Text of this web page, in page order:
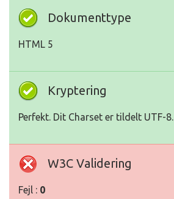
Dokumenttype
HTML 5
Kryptering
Perfekt. Dit Charset er tildelt UTF-8.
W3C Validering
Fejl : 0